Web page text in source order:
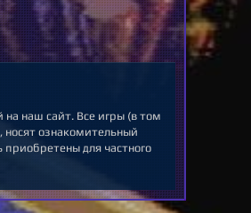
наш сайт. Все игры (в том
носят ознакомительный
для частного